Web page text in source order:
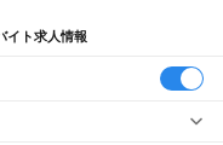
イト求人情報